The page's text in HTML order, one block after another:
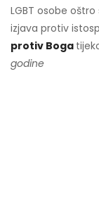
LGBT osobe
izjava protiv
protiv Boga
godine